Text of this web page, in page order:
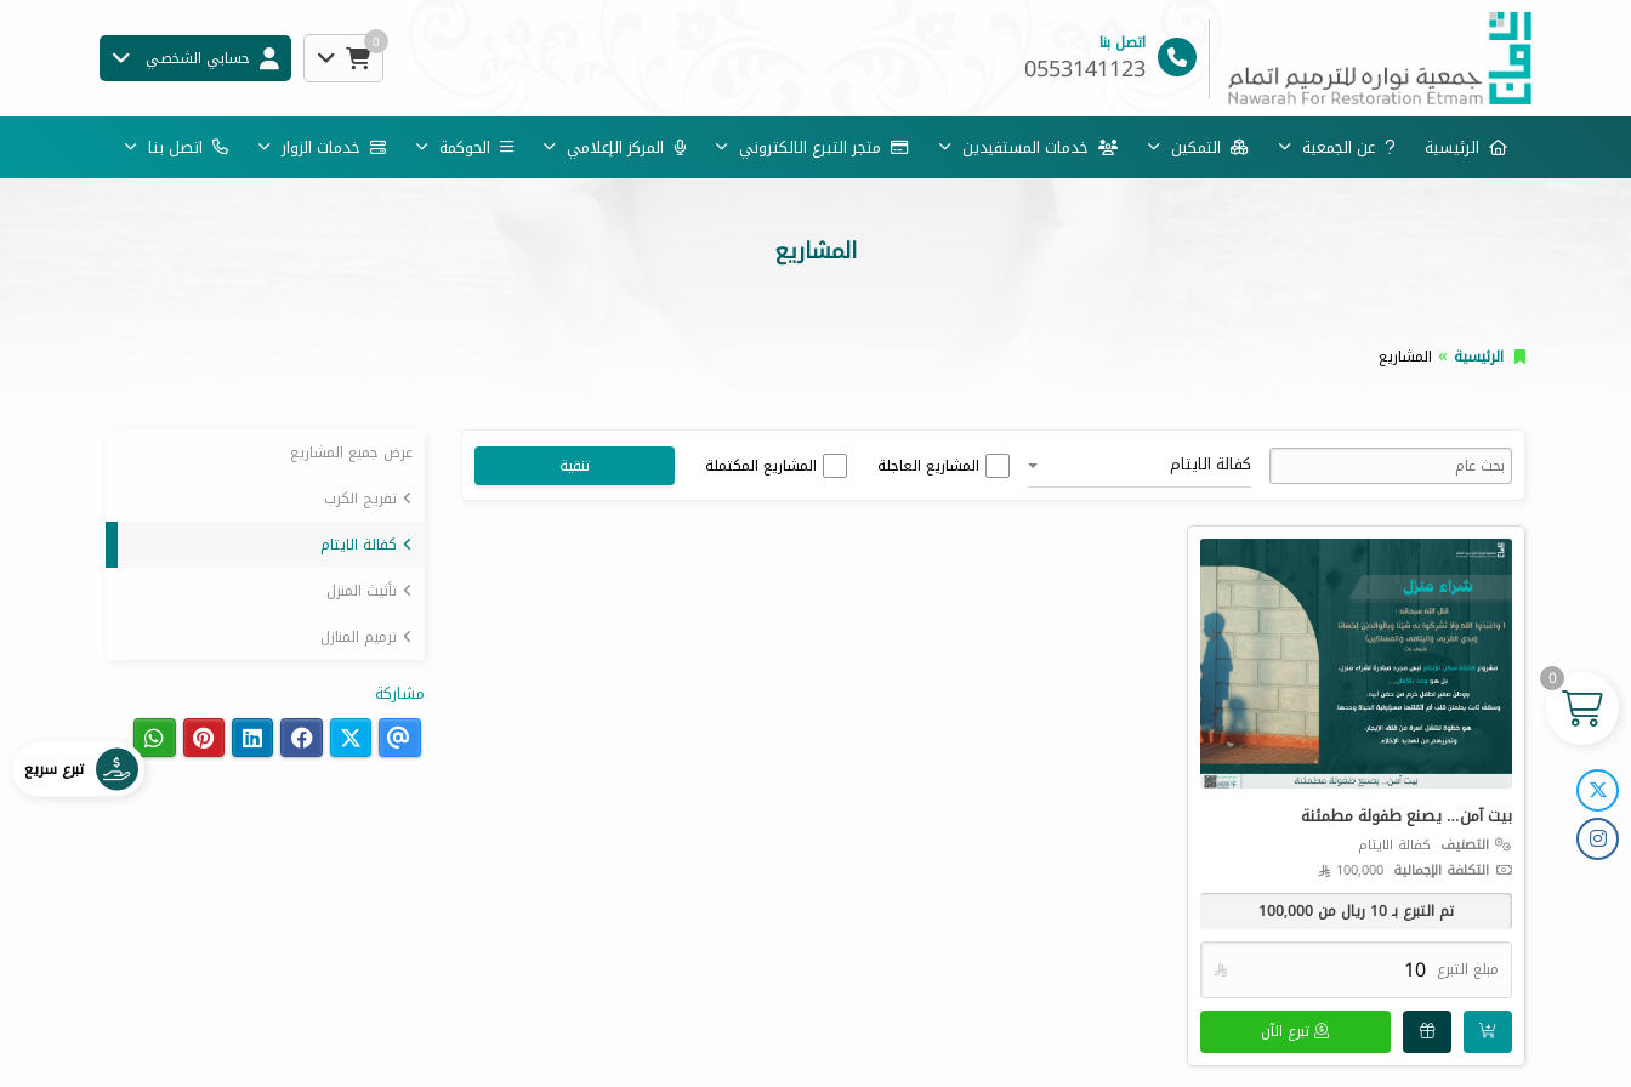
اتصل بنا
0553141123
0
حسابي الشخصي
الرئيسية عن الجمعية التمكين خدمات المستفيدين متجر التبرع الالكتروني المركز الإعلامي الحوكمة خدمات الزوار اتصل بنا
المشاريع
الرئيسية المشاريع
كفالة الايتام المشاريع العاجلة المشاريع المكتملة تنقية
بيت آمن… يصنع طفولة مطمئنة
التصنيف كفالة الايتام
التكلفة الإجمالية
تم التبرع بـ10 ريال من100,000
مبلغ التبرع 
تبرع الآن
عرض جميع المشاريع
تفريج الكرب
كفالة الايتام
تأثيث المنزل
ترميم المنازل
مشاركة
تبرع سريع
0